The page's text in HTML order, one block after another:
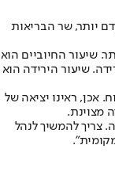
יותר, שר הבריאות
ממוקדות כמה שיותר. שיעור החיוביים הוא
את הירידה. שיעור הירידה הוא
אכן, ראינו יציאה של
מצוינת.
ערב הכניסה לסגר. זו לא זריקת הרגעה. צריך להמשיך לנהל